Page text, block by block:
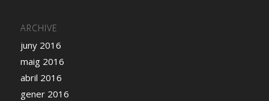
ARCHIVE
juny 2016
maig 2016
abril 2016
gener 2016